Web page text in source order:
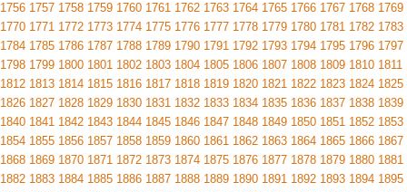
1756 1757 1758 1759 1760 1761 1762 1763 1764 1765 1766 1767 1768 1769
1770 1771 1772 1773 1774 1775 1776 1777 1778 1779 1780 1781 1782 1783
1784 1785 1786 1787 1788 1789 1790 1791 1792 1793 1794 1795 1796 1797
1798 1799 1800 1801 1802 1803 1804 1805 1806 1807 1808 1809 1810 1811
1812 1813 1814 1815 1816 1817 1818 1819 1820 1821 1822 1823 1824 1825
1826 1827 1828 1829 1830 1831 1832 1833 1834 1835 1836 1837 1838 1839
1840 1841 1842 1843 1844 1845 1846 1847 1848 1849 1850 1851 1852 1853
1854 1855 1856 1857 1858 1859 1860 1861 1862 1863 1864 1865 1866 1867
1868 1869 1870 1871 1872 1873 1874 1875 1876 1877 1878 1879 1880 1881
1882 1883 1884 1885 1886 1887 1888 1889 1890 1891 1892 1893 1894 1895